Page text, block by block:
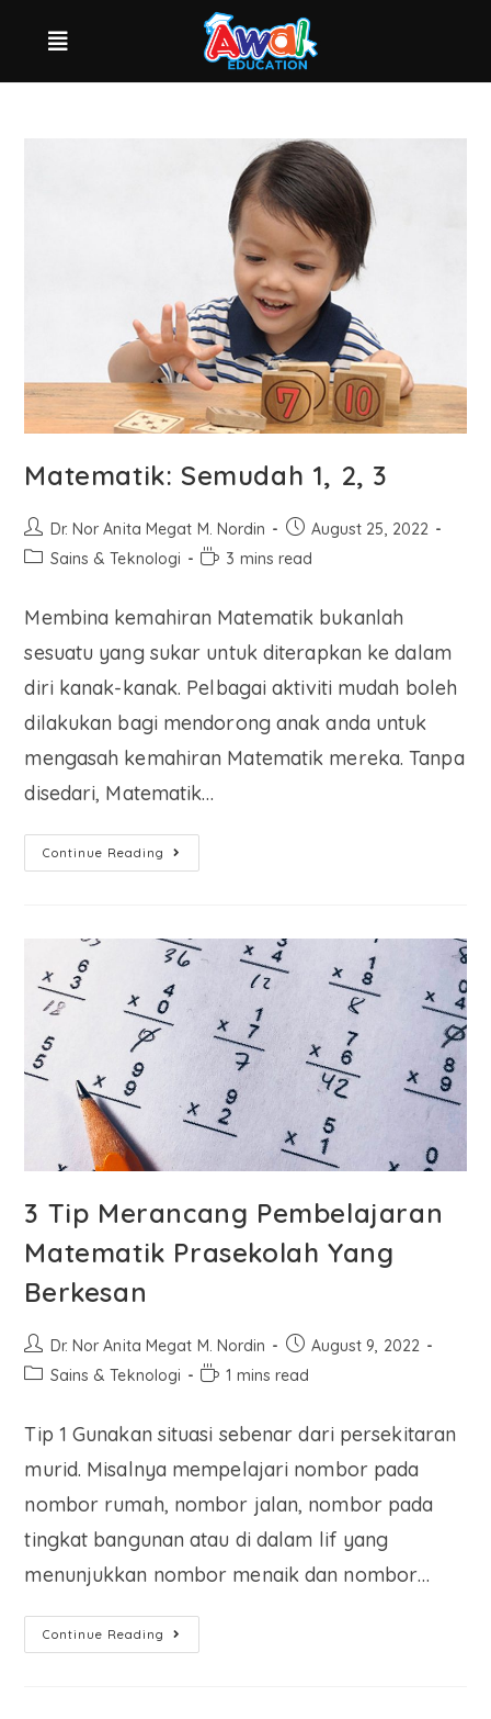
Matematik: Semudah 1, 2, 3
Dr. Nor Anita Megat M. Nordin
August 25, 2022
Sains & Teknologi
3 mins read
Membina kemahiran Matematik bukanlah
sesuatu yang sukar untuk diterapkan ke dalam
diri kanak-kanak. Pelbagai aktiviti mudah boleh
dilakukan bagi mendorong anak anda untuk
mengasah kemahiran Matematik mereka. Tanpa
disedari, Matematik…
Continue Reading
3 Tip Merancang Pembelajaran
Matematik Prasekolah Yang
Berkesan
Dr. Nor Anita Megat M. Nordin
August 9, 2022
Sains & Teknologi
1 mins read
Tip 1 Gunakan situasi sebenar dari persekitaran
murid. Misalnya mempelajari nombor pada
nombor rumah, nombor jalan, nombor pada
tingkat bangunan atau di dalam lif yang
menunjukkan nombor menaik dan nombor…
Continue Reading